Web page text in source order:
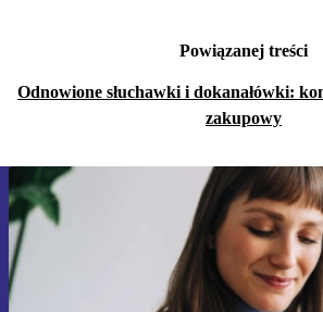
Powiązanej treści
Odnowione słuchawki i dokanałówki:
zakupowy
Zapisz się na nasz
Nie przegap żadnej oferty.